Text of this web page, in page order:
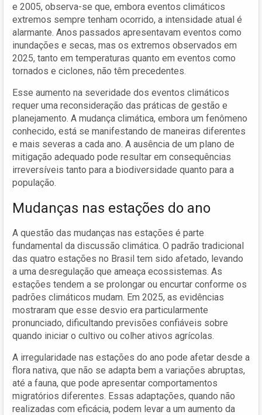
e 2005, observa-se que, embora eventos climáticos
extremos sempre tenham ocorrido, a intensidade atual é
alarmante. Anos passados apresentavam eventos como
inundações e secas, mas os extremos observados em
2025, tanto em temperaturas quanto em eventos como
tornados e ciclones, não têm precedentes.
Esse aumento na severidade dos eventos climáticos
requer uma reconsideração das práticas de gestão e
planejamento. A mudança climática, embora um fenômeno
conhecido, está se manifestando de maneiras diferentes
e mais severas a cada ano. A ausência de um plano de
mitigação adequado pode resultar em consequências
irreversíveis tanto para a biodiversidade quanto para a
população.
Mudanças nas estações do ano
A questão das mudanças nas estações é parte
fundamental da discussão climática. O padrão tradicional
das quatro estações no Brasil tem sido afetado, levando
a uma desregulação que ameaça ecossistemas. As
estações tendem a se prolongar ou encurtar conforme os
padrões climáticos mudam. Em 2025, as evidências
mostraram que esse desvio era particularmente
pronunciado, dificultando previsões confiáveis sobre
quando iniciar o cultivo ou colher ativos agrícolas.
A irregularidade nas estações do ano pode afetar desde a
flora nativa, que não se adapta bem a variações abruptas,
até a fauna, que pode apresentar comportamentos
migratórios diferentes. Essas adaptações, quando não
realizadas com eficácia, podem levar a um aumento da